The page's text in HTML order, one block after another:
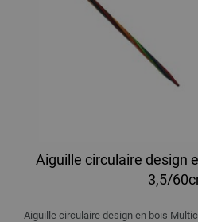
Aiguille circulaire design
3,5/
Aiguille circulaire design en bois